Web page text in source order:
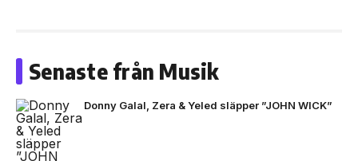
Senaste från Musik
Donny Galal, Zera & Yeled släpper ”JOHN WICK”